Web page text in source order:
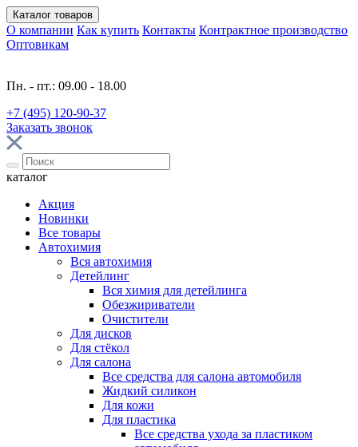
Каталог товаров
О компании Как купить Контакты Контрактное производство
Оптовикам
Пн. - пт.: 09.00 - 18.00
+7 (495) 120-90-37
Заказать звонок
каталог
Акция
Новинки
Все товары
Автохимия
Вся автохимия
Детейлинг
Вся химия для детейлинга
Обезжириватели
Очистители
Для дисков
Для стёкол
Для салона
Все средства для салона автомобиля
Жидкий силикон
Для кожи
Для пластика
Все средства ухода за пластиком